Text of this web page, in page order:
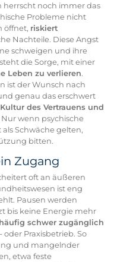
noch immer das
Probleme nicht
öffnet, riskiert
Nachteile. Diese Angst
schweigen und ihre
die Sorge, mit einer
Leben zu verlieren.
ist der Wunsch nach
genau das erschwert
Kultur des Vertrauens und
wenn psychische
Schwäche gelten,
bitten.
Zugang
oft an äußeren
ist eng
Pausen werden
bis keine Energie mehr
häufig schwer zugänglich
Praxisbetrieb. So
und mangelnder
etwa feste